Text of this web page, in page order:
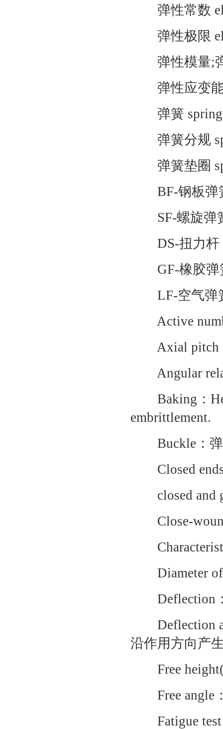
弹性常数
弹性极限
弹性模量;弹
弹性应变能
弹簧 spring
弹簧分规
弹簧垫圈
BF-钢板弹
SF-螺旋弹
DS-扭力杆
GF-橡胶弹
LF-空气弹
Active
Axial pitch：
Angular
Baking：
embrittlement.
Buckle：弹
Closed
closed and
Close-
Diameter of
Deflection：
Deflection at
沿作用方向产
Free
Free angle：
Fatigue test